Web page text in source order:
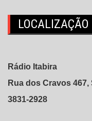
LOCALIZAÇÃO
Rádio Itabira
Rua dos Cravos 467,
3831-2928